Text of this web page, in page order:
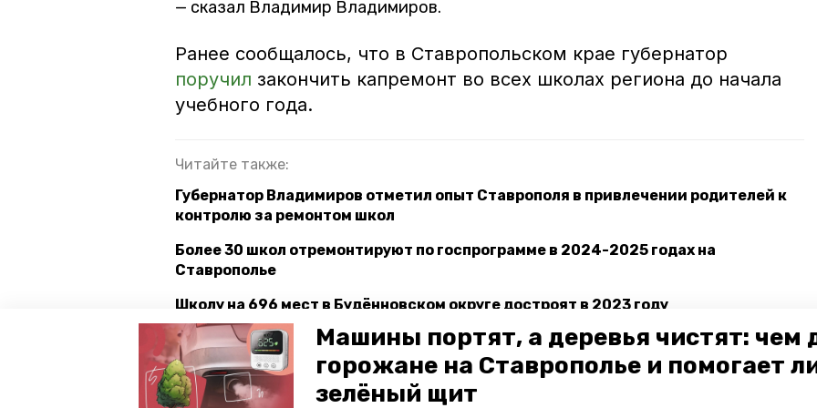
Машины портят, а деревья чистят: чем
горожане на Ставрополье и помогает
зелёный щит
сказал Владимир Владимиров.
Ранее сообщалось, что в Ставропольском крае губернатор
поручил закончить капремонт во всех школах региона до начала
учебного года.
Читайте также:
Губернатор Владимиров отметил опыт Ставрополя в привлечении родителей к
контролю за ремонтом школ
Более 30 школ отремонтируют по госпрограмме в 2024-2025 годах на
Ставрополье
Школу на 696 мест в Будённовском округе достроят в 2023 году
социальные объекты губернатор ставрополья ставрополье